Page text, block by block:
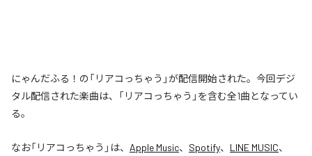
にゃんだふる！の「リアコっちゃう」が配信開始された。今回デジ
タル配信された楽曲は、「リアコっちゃう」を含む全1曲となってい
る。
なお「リアコっちゃう 」は、 Apple Music、 Spotify、 LINE MUSIC、